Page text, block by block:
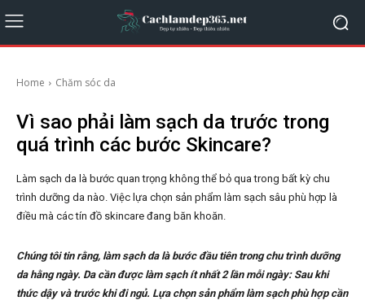
Home Chăm sóc da
Vì sao phải làm sạch da trước trong
quá trình các bước Skincare?
Làm sạch da là bước quan trọng không thể bỏ qua trong bất kỳ chu
trình dưỡng da nào. Việc lựa chọn sản phẩm làm sạch sâu phù hợp là
điều mà các tín đồ skincare đang băn khoăn.
Chúng tôi tin rằng, làm sạch da là bước đầu tiên trong chu trình dưỡng
da hằng ngày. Da cần được làm sạch ít nhất 2 lần mỗi ngày: Sau khi
thức dậy và trước khi đi ngủ. Lựa chọn sản phẩm làm sạch phù hợp cần